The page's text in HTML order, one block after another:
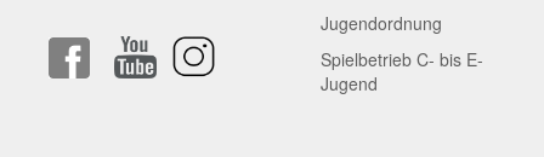
Jugendordnung
Spielbetrieb C- bis E-
Jugend